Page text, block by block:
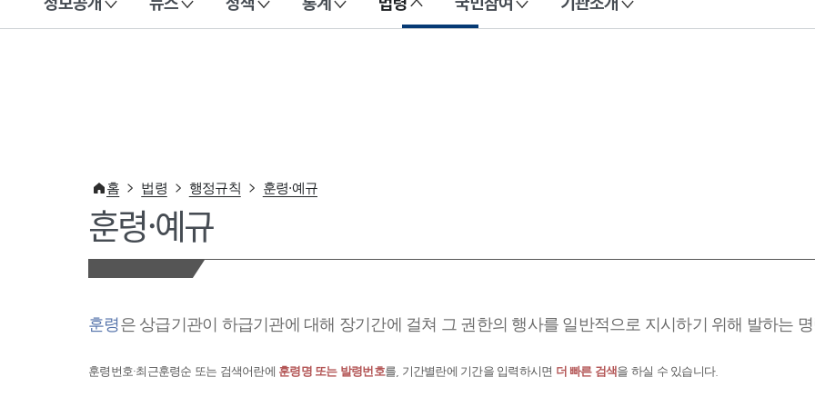
이 누리집은 대한민국 공식 전자정부 누리집입니다.
홈 법령 행정규칙 훈령·예규
훈령·예규
훈령은 상급기관이 하급기관에 대해 장기간에 걸쳐 그 권한의 행사를 일반적으로 지시하기 위해 발하는
훈령번호·최근훈령순 또는 검색어란에 훈령명 또는 발령번호를, 기간별란에 기간을 입력하시면 더 빠른 검색 을 하실 수 있습니다.